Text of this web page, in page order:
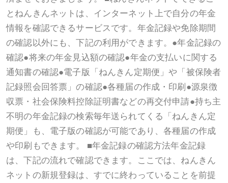
とねんきんネットは、インターネット上で自分の年金
情報を確認できるサービスです。年金記録や免除期間
の確認以外にも、下記の利用ができます。●年金記録の
確認●将来の年金見込額の確認●年金の支払いに関する
通知書の確認●電子版「ねんきん定期便」や「被保険者
記録照会回答票」の確認●各種届の作成・印刷●源泉徴
収票・社会保険料控除証明書などの再交付申請●持ち主
不明の年金記録の検索毎年送られてくる「ねんきん定
期便」も、電子版の確認が可能であり、各種届の作成
や印刷もできます。 ■年金記録の確認方法年金記録
は、下記の流れで確認できます。ここでは、ねんきん
ネットの新規登録は、すでに終わっていることを前提